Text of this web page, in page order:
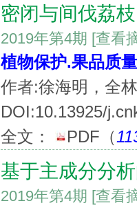
密闭与间伐荔
2019年第4期 [查看
植物保护.果品质
作者:徐海明，全
DOI:10.13925/
全文：
PDF （
基于主成分分
2019年第4期 [查看